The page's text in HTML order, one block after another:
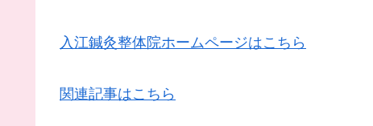
入江鍼灸整体院ホームページはこちら
関連記事はこちら